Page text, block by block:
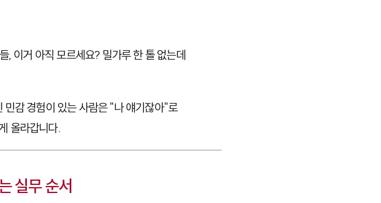
, 이거 아직 모르세요? 밀가루 한 톨 없는데
감 경험이 있는 사람은 "나 얘기잖아"로
올라갑니다.
실무 순서